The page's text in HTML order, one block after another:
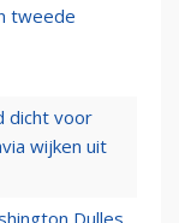
tweede
dicht voor
wijken uit
Dulles